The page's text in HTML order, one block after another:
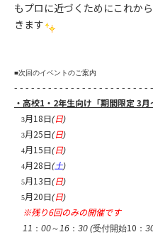
もプロに近づくためにこれか
きます
■次回のイベントのご案内
- - - - - - - - - - - - - - - - - - - - - - - -
・高校1・2年生向け「期間限定 3月
3月18日(日)
3月25日(日)
4月15日(日)
4月28日(土)
5月13日(日)
5月20日(日)
※残り6回のみの開催です
11 ： 00～16 ： 30 (受付開始10 ：